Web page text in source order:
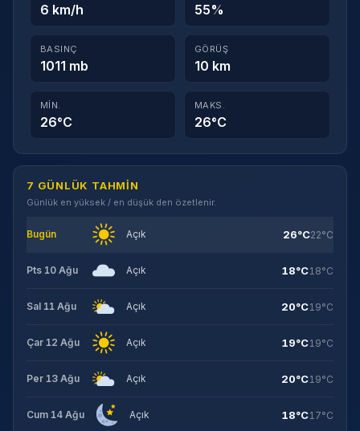
6 km/h 55%
BASINÇ
1011 mb
GÖRÜŞ
10 km
MIN.
26°C
MAKS.
26°C
7 GÜNLÜK TAHMIN
Günlük en yüksek / en düşük den özetlenir.
Bugün Açık 26°C22°C
Pts 10 Ağu Açık 18°C18°C
Sal 11 Ağu Açık 20°C19°C
Çar 12 Ağu Açık 19°C19°C
Per 13 Ağu Açık 20°C19°C
Cum 14 Ağu Açık 18°C17°C